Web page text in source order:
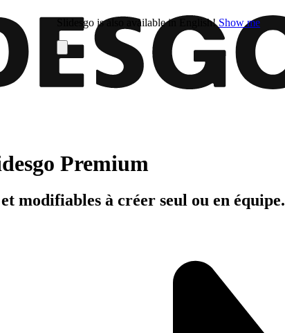
Slidesgo is also available in English! Show me
Premium
modifiables à créer seul ou en équipe.